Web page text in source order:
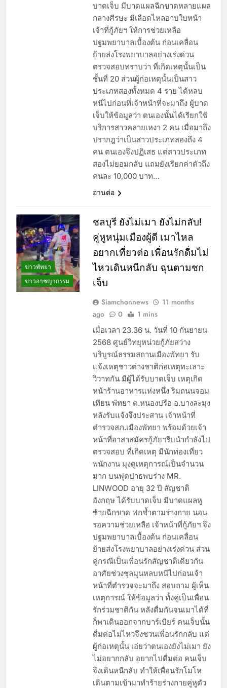
บาดเจ็บ มีบาดแผลฉีกขาดหลายแผล
กลางศีรษะ มีเลือดไหลอาบใบหน้า
เจ้าที่กู้ภัยฯ ให้การช่วยเหลือ
ปฐมพยาบาลเบื้องต้น ก่อนเคลื่อน
ย้ายส่งโรงพยาบาลอย่างเร่งด่วน
ตรวจสอบทราบว่า ที่เกิดเหตุนั้นเป็น
ชั้นที่ 20 ส่วนผู้ก่อเหตุนั้นเป็นสาว
ประเภทสองทั้งหมด 4 ราย ได้หลบ
หนีไปก่อนที่เจ้าหน้าที่จะมาถึง ผู้บาด
เจ็บให้ข้อมูลว่า ตนเองนั้นได้เรียกใช้
บริการสาวคลายเหงา 2 คน เมื่อมาถึง
ปรากฎว่าเป็นสาวประเภทสองถึง 4
คน ตนเองจึงปฏิเสธ แต่สาวประเภท
สองไม่ยอมกลับ แถมยังเรียกค่าตัวถึง
คนละ 10,000 บาท…
อ่านต่อ
ข่าวพัทยา
ข่าวอาชญากรรม
ชลบุรี ยังไม่เมา ยังไม่กลับ!
คู่หูหนุ่มเมืองผู้ดี เมาไหล
อยากเที่ยวต่อ เพื่อนรักดื่มไม่
ไหวเดินหนีกลับ ฉุนตามชก
เจ็บ
Siamchonnews
11 months
ago
0 1 mins
เมื่อเวลา 23.36 น. วันที่ 10 กันยายน
2568 ศูนย์วิทยุหน่วยกู้ภัยสว่าง
บริบูรณ์ธรรมสถานเมืองพัทยา รับ
แจ้งเหตุชาวต่างชาติก่อเหตุทะเลาะ
วิวาทกัน มีผู้ได้รับบาดเจ็บ เหตุเกิด
หน้าร้านอาหารแห่งหนึ่ง ริมถนนจอม
เทียน พัทยา ต.หนองปรือ อ.บางละมุง
หลังรับแจ้งจึงประสาน เจ้าหน้าที่
ตำรวจสภ.เมืองพัทยา พร้อมด้วยเจ้า
หน้าที่อาสาสมัครกู้ภัยฯรีบนำกำลังไป
ตรวจสอบ ที่เกิดเหตุ มีนักท่องเที่ยว
พนักงาน มุงดูเหตุการณ์เป็นจำนวน
มาก บนฟุตปาธพบร่าง MR.
LINWOOD อายุ 32 ปี สัญชาติ
อังกฤษ ได้รับบาดเจ็บ มีบาดแผลหู
ซ้ายฉีกขาด ฟกช้ำตามร่างกาย นอน
รอความช่วยเหลือ เจ้าหน้าที่กู้ภัยฯ จึง
ปฐมพยาบาลเบื้องต้น ก่อนเคลื่อน
ย้ายส่งโรงพยาบาลอย่างเร่งด่วน ส่วน
คู่กรณีเป็นเพื่อนรักสัญชาติเดียวกัน
อาศัยช่วงชุลมุนหลบหนีไปก่อนเจ้า
หน้าที่ตำรวจจะมาถึง สอบถาม ผู้เห็น
เหตุการณ์ ให้ข้อมูลว่า ทั้งคู่เป็นเพื่อน
รักร่วมชาติกัน หลังดื่มกันจนเมาได้ที่
ก็พาเดินออกจากบาร์เบียร์ คนเจ็บนั้น
ดื่มต่อไม่ไหวจึงชวนเพื่อนรักกลับ แต่
ผู้ก่อเหตุนั้น เอ่ยว่าตนเองยังไม่เมา ยัง
ไม่อยากกลับ อยากไปดื่มต่อ คนเจ็บ
จึงเดินหนีกลับ ทำให้เพื่อนรักโมโห
เดินตามเข้ามาทำร้ายร่างกายคู่หูตัว